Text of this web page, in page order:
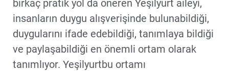
birkaç pratik yol da öneren Yeşilyurt aileyi,
insanların duygu alışverişinde bulunabildiği,
duygularını ifade edebildiği, tanımlaya bildiği
ve paylaşabildiği en önemli ortam olarak
tanımlıyor. Yeşilyurtbu ortamı